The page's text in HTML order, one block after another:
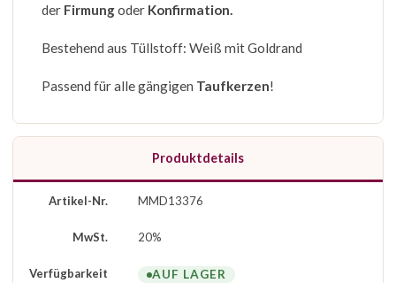
der Firmungoder Konfirmation.
Bestehend aus Tüllstoff: Weiß mit Goldrand
Passend für alle gängigen Taufkerzen!
Produktdetails
Artikel-Nr. MMD13376
MwSt. 20%
Verfügbarkeit AUF LAGER